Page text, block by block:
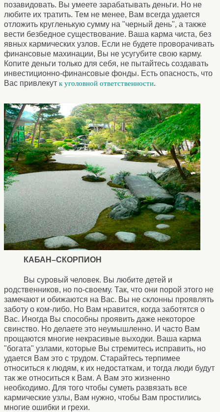
позавидовать. Вы умеете зарабатывать деньги. Но не
любите их тратить. Тем не менее, Вам всегда удается
отложить кругленькую сумму на "черный день", а также
вести безбедное существование. Ваша карма чиста, без
явных кармических узлов. Если не будете проворачивать
финансовые махинации, Вы не усугубите свою карму.
Копите деньги только для себя, не пытайтесь создавать
инвестиционно-финансовые фонды. Есть опасность, что
Вас привлекут к уголовной ответственности.
КАБАН–СКОРПИОН
Вы суровый человек. Вы любите детей и
родственников, но по-своему. Так, что они порой этого не
замечают и обижаются на Вас. Вы не склонны проявлять
заботу о ком-либо. Но Вам нравится, когда заботятся о
Вас. Иногда Вы способны проявить даже некоторое
свинство. Но делаете это неумышленно. И часто Вам
прощаются многие некрасивые выходки. Ваша карма
"богата" узлами, которые Вы стремитесь исправить, но
удается Вам это с трудом. Старайтесь терпимее
относиться к людям, к их недостаткам, и тогда люди будут
так же относиться к Вам. А Вам это жизненно
необходимо. Для того чтобы суметь развязать все
кармические узлы, Вам нужно, чтобы Вам простились
многие ошибки и грехи.